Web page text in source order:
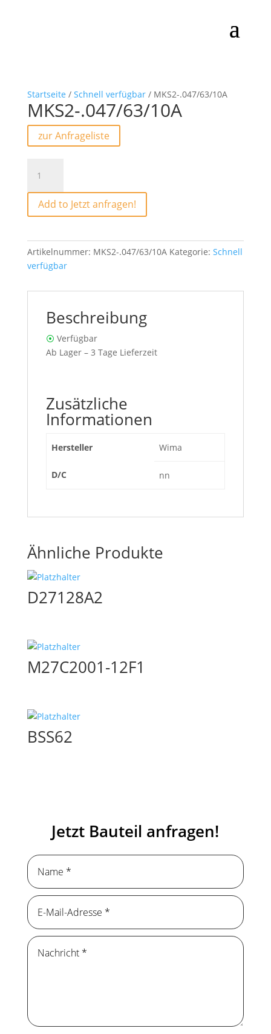
Startseite / Schnell verfügbar/ MKS2-.047/63/10A
MKS2-.047/63/10A
zur Anfrageliste
Menge
Add to Jetzt anfragen!
Artikelnummer: MKS2-.047/63/10A Kategorie: Schnell
verfügbar
Beschreibung
⦿ Verfügbar
Ab Lager – 3 Tage Lieferzeit
Zusätzliche
Informationen
Hersteller Wima
D/C nn
Ähnliche Produkte
D27128A2
M27C2001-12F1
BSS62
Jetzt Bauteil anfragen!